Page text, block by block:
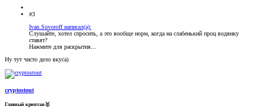
#3
Ivan.Suvoroff написал(а):
Слушайте, хотел спросить, а это вообще норм, когда на слабенький проц водянку
ставят?
Нажмите для раскрытия...
Ну тут чисто дело вкуса)
cryptostout
Главный криптан🥇